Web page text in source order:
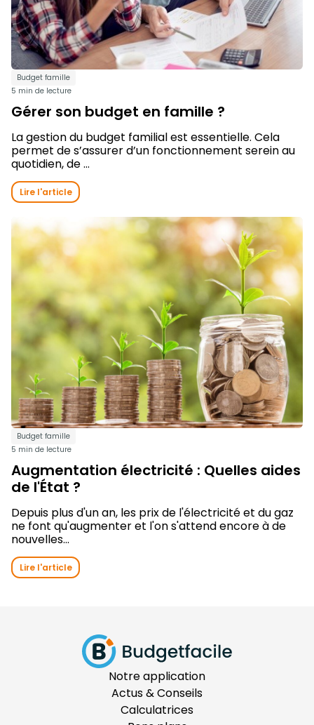
Budget famille
5 min de lecture
Gérer son budget en famille ?
La gestion du budget familial est essentielle. Cela
permet de s’assurer d’un fonctionnement serein au
quotidien, de ...
Lire l'article
Budget famille
5 min de lecture
Augmentation électricité : Quelles aides
de l'État ?
Depuis plus d'un an, les prix de l'électricité et du gaz
ne font qu'augmenter et l'on s'attend encore à de
nouvelles...
Lire l'article
Notre application
Actus & Conseils
Calculatrices